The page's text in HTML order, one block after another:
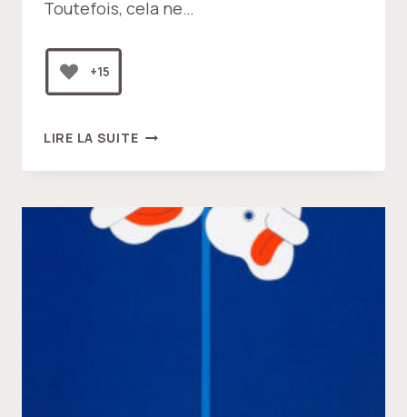
Toutefois, cela ne…
+15
LIRE LA SUITELE
DE
PRÉSENCE